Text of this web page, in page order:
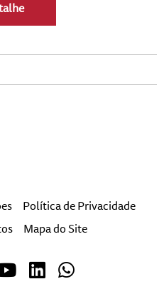
Política de Privacidade
Mapa do Site